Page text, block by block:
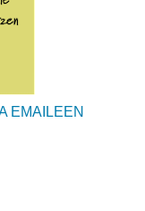
EMAILEEN